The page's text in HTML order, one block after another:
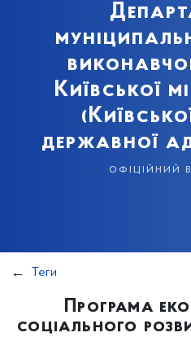
Київської
державної
офіційний
Теги
Програма
соціального